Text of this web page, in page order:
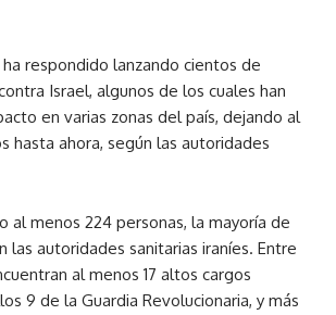
respondido lanzando cientos de
Israel, algunos de los cuales han
en varias zonas del país, dejando al
hasta ahora, según las autoridades
al menos 224 personas, la mayoría de
las autoridades sanitarias iraníes. Entre
al menos 17 altos cargos
9 de la Guardia Revolucionaria, y más